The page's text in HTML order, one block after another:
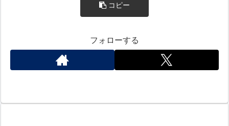
コピー
フォローする